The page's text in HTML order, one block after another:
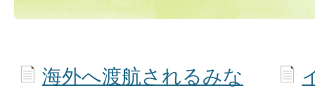
海外へ渡航されるみな